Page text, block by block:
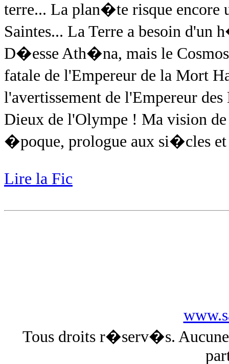
terre... La plan�te risque encore
Saintes... La Terre a besoin d'un
D�esse Ath�na, mais le
fatale de l'Empereur de la Mort
l'avertissement de l'Empereur
Dieux de l'Olympe ! Ma vision
�poque, prologue aux si�cles
Lire la Fic
Tous droits r�serv�s.